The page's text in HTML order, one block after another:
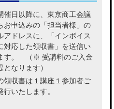
催日以降に、東京商工会議
お申込みの「担当者様」の
アドレスに、「インボイス
対応した領収書」を送信い
す。
（※ 受講料のご入金
となります）
領収書は１講座１参加者ご
行いたします。